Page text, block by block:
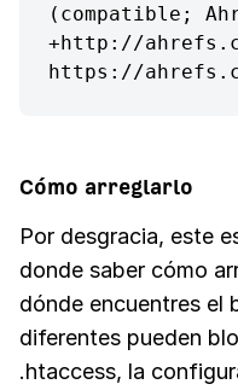
(compatible;
+http://
https://
Cómo arreglarlo
Por desgracia, este
donde saber cómo
dónde encuentres el
diferentes pueden
.htaccess, la